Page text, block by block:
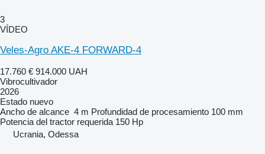
3
VÍDEO
Veles-Agro AKE-4 FORWARD-4
17.760 € 914.000 UAH
Vibrocultivador
2026
Estado nuevo
Ancho de alcance 4 m Profundidad de procesamiento 100 mm
Potencia del tractor requerida 150 Hp
Ucrania, Odessa